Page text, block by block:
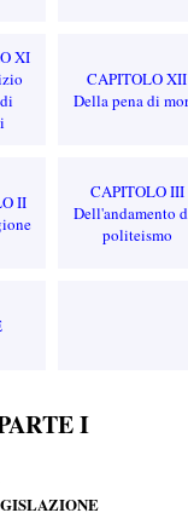
XI
CAPITOLO XII
Della pena di
II
CAPITOLO III
Dell'andamento
politeismo
I